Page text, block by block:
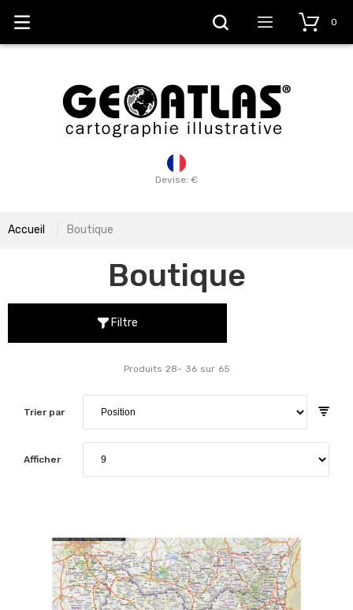
Devise: €
0
Accueil Boutique
Boutique
Filtre
Trier par
Produits 28- 36 sur 65
Afficher